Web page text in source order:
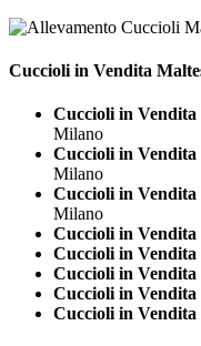
Cuccioli in Vendita
Cuccioli in Vendita
Milano
Cuccioli in Vendita
Milano
Cuccioli in Vendita
Milano
Cuccioli in Vendita
Cuccioli in Vendita
Cuccioli in Vendita
Cuccioli in Vendita
Cuccioli in Vendita